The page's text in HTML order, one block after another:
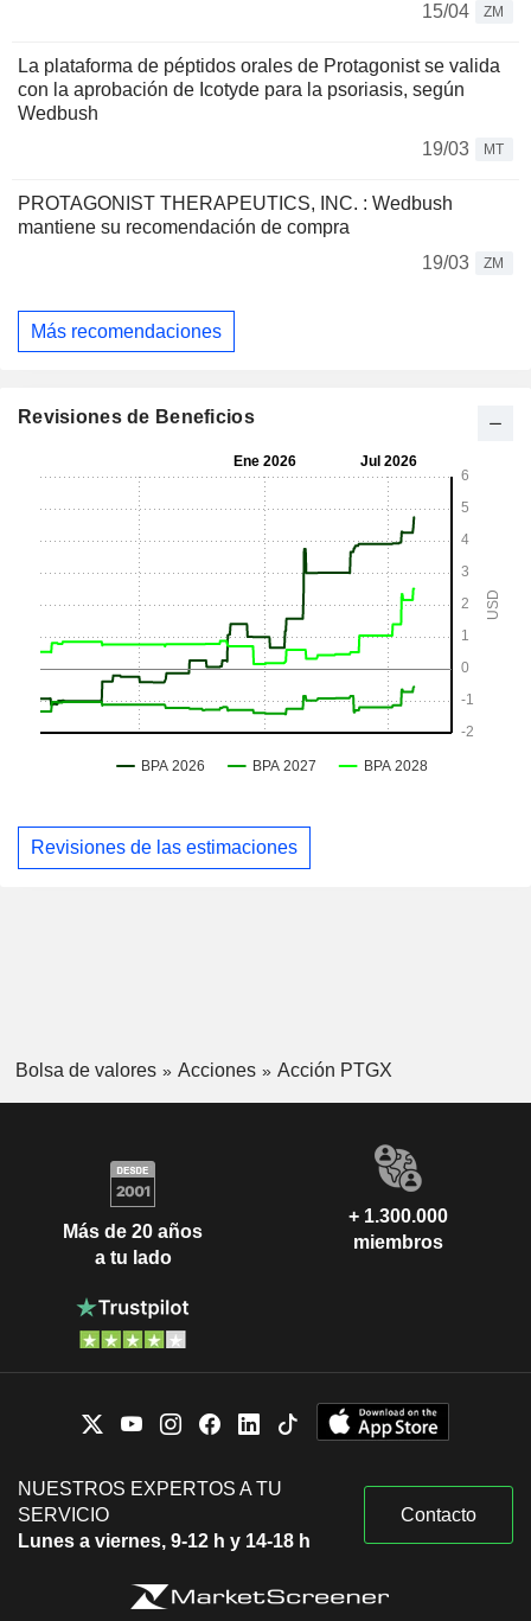
15/04
ZM
La plataforma de péptidos orales de Protagonist se valida
con la aprobación de Icotyde para la psoriasis, según
Wedbush
19/03
MT
PROTAGONIST THERAPEUTICS, INC. : Wedbush
mantiene su recomendación de compra
19/03
ZM
Más recomendaciones
Revisiones de Beneficios
Revisiones de las estimaciones
Bolsa de valores Acciones Acción PTGX
Más de 20 años
a tu lado
+ 1.300.000
miembros
NUESTROS EXPERTOS A TU
SERVICIO
Lunes a viernes, 9-12 h y 14-18 h
Contacto